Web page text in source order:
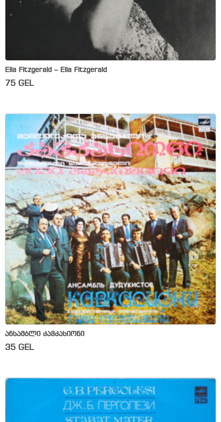
Ella Fitzgerald – Ella Fitzgerald
75 GEL
ანსამბლი კავკასიონი
35 GEL